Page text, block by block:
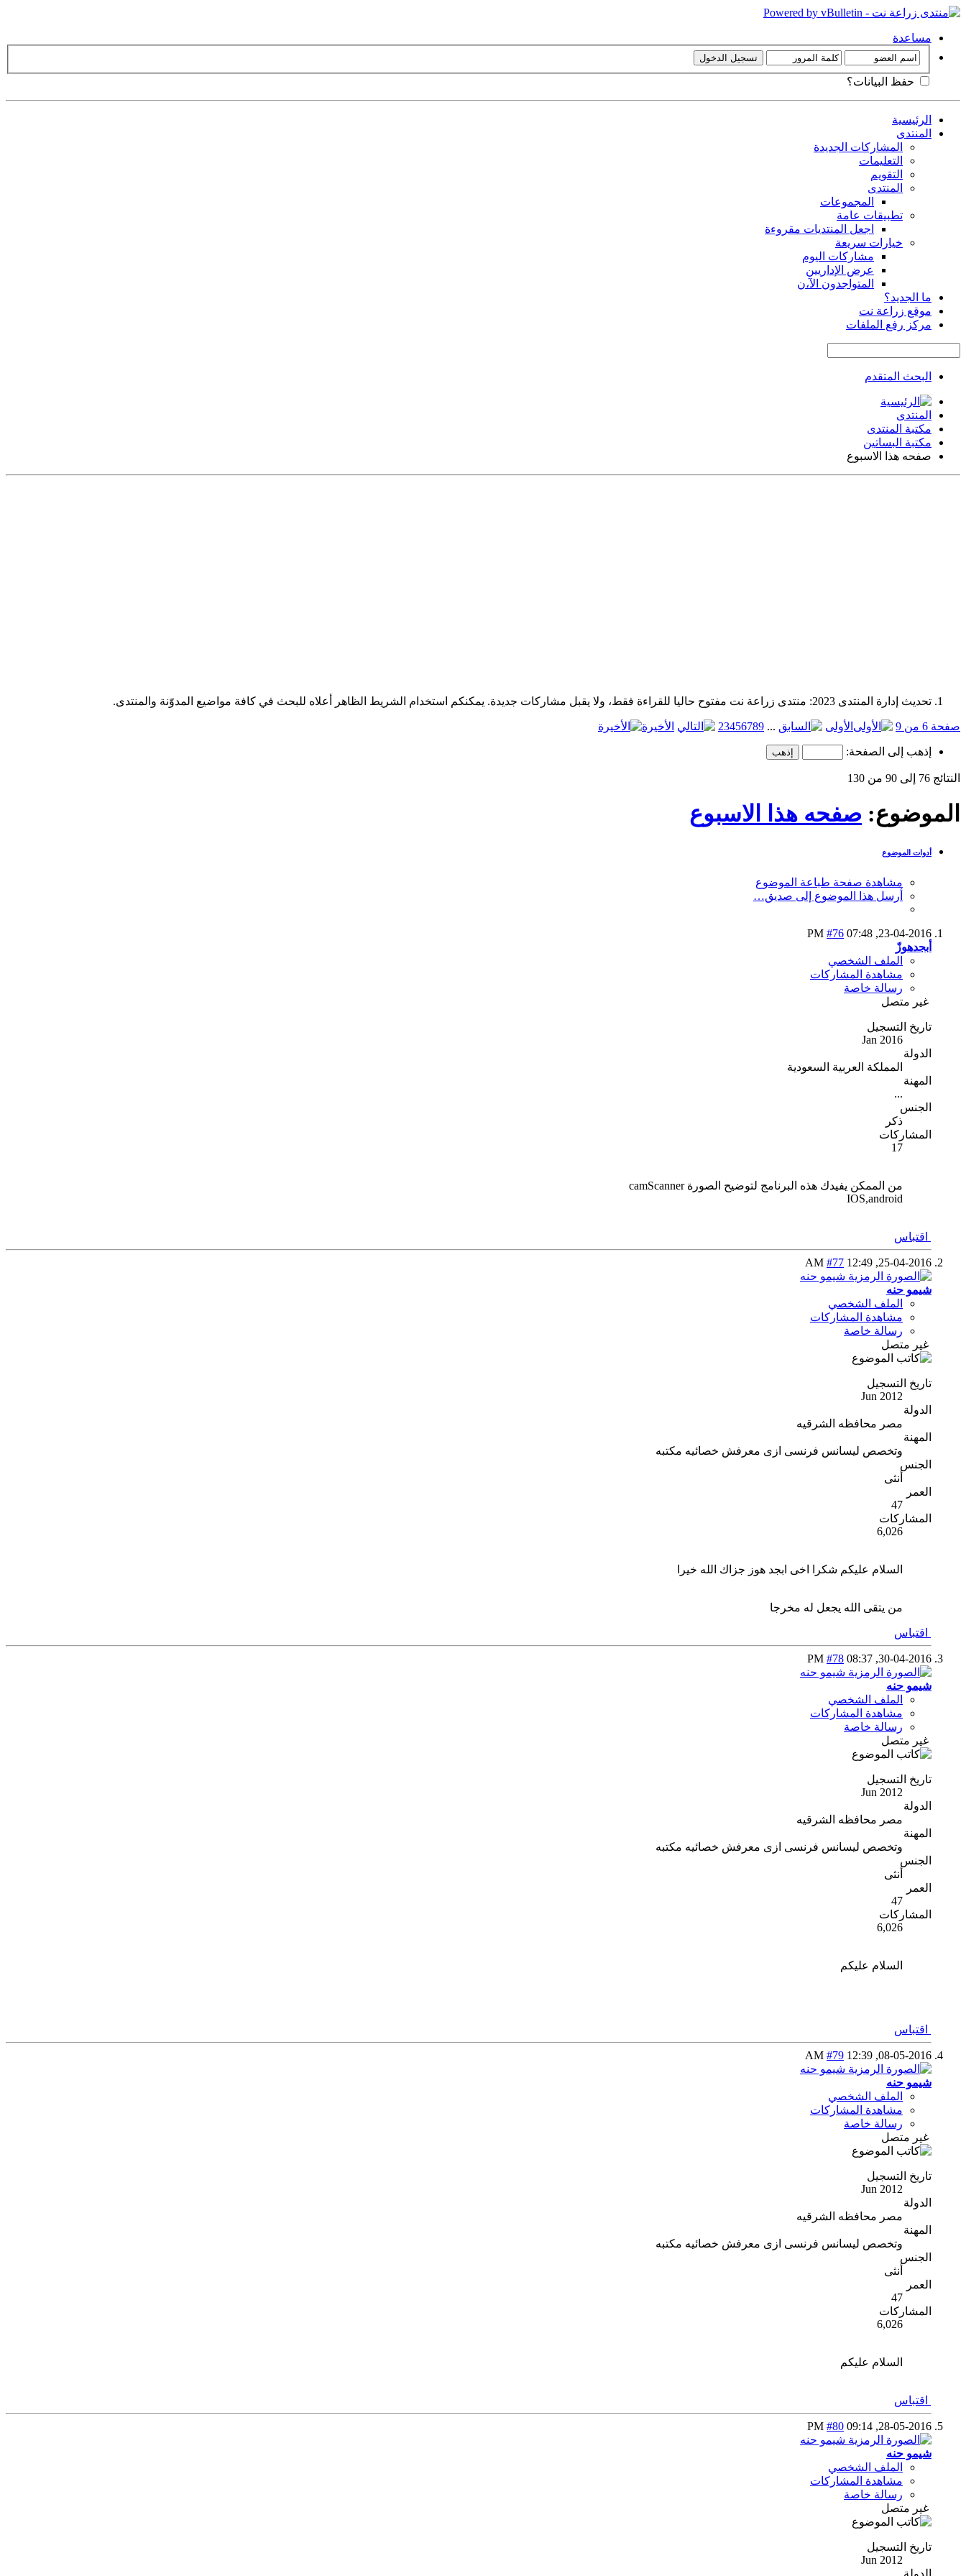
مساعدة
حفظ البيانات؟
الرئيسية
المنتدى
المشاركات الجديدة
التعليمات
التقويم
المنتدى
المجموعات
تطبيقات عامة
اجعل المنتديات مقروءة
خيارات سريعة
مشاركات اليوم
عرض الإداريين
المتواجدون الآ،ن
ما الجديد؟
موقع زراعة نت
مركز رفع الملفات
البحث المتقدم
المنتدى
مكتبة المنتدى
مكتبة البساتين
صفحه هذا الاسبوع
تحديث إدارة المنتدى 2023: منتدى زراعة نت مفتوح حاليا للقراءة فقط، ولا يقبل مشاركات جديدة. يمكنكم استخدام الشريط الظاهر أعلاه للبحث في كافة مواضيع المدوّنة والمنتدى.
صفحة 6 من 9 الأولى ...
23456789 الأخيرة
إذهب إلى الصفحة:
النتائج 76 إلى 90 من 130
الموضوع: صفحه هذا الاسبوع
أدوات الموضوع
مشاهدة صفحة طباعة الموضوع
أرسل هذا الموضوع إلى صديق…
23-04-2016,
07:48 PM
#76
أبجدهوزّ
الملف الشخصي
مشاهدة المشاركات
رسالة خاصة
غير متصل
تاريخ التسجيل
Jan 2016
الدولة
المملكة العربية السعودية
المهنة
...
الجنس
ذكر
المشاركات
17
من الممكن يفيدك هذه البرنامج لتوضيح الصورة camScanner
IOS,android
اقتباس
25-04-2016,
12:49 AM
#77
شيمو حنه
الملف الشخصي
مشاهدة المشاركات
رسالة خاصة
غير متصل
تاريخ التسجيل
Jun 2012
الدولة
مصر محافظه الشرقيه
المهنة
وتخصص ليسانس فرنسى ازى معرفش خصائيه مكتبه
الجنس
أنثى
العمر
47
المشاركات
6,026
السلام عليكم شكرا اخى ابجد هوز جزاك الله خيرا
من يتقى الله يجعل له مخرجا
اقتباس
30-04-2016,
08:37 PM
#78
شيمو حنه
الملف الشخصي
مشاهدة المشاركات
رسالة خاصة
غير متصل
تاريخ التسجيل
Jun 2012
الدولة
مصر محافظه الشرقيه
المهنة
وتخصص ليسانس فرنسى ازى معرفش خصائيه مكتبه
الجنس
أنثى
العمر
47
المشاركات
6,026
السلام عليكم
اقتباس
08-05-2016,
12:39 AM
#79
شيمو حنه
الملف الشخصي
مشاهدة المشاركات
رسالة خاصة
غير متصل
تاريخ التسجيل
Jun 2012
الدولة
مصر محافظه الشرقيه
المهنة
وتخصص ليسانس فرنسى ازى معرفش خصائيه مكتبه
الجنس
أنثى
العمر
47
المشاركات
6,026
السلام عليكم
اقتباس
28-05-2016,
09:14 PM
#80
شيمو حنه
الملف الشخصي
مشاهدة المشاركات
رسالة خاصة
غير متصل
تاريخ التسجيل
Jun 2012
الدولة